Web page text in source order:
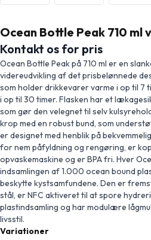
Ocean Bottle Peak 710 ml
Kontakt os for pris
Ocean Bottle Peak på 710 ml er en
videreudvikling af det prisbelønnede
som holder drikkevarer varme i op til 7
i op til 30 timer. Flasken har et
som gør den velegnet til selv
krop med en robust bund, som
er designet med henblik på
for nem påfyldning og rengøring, er
opvaskemaskine og er BPA fri. Hver
indsamlingen af 1.000 ocean bound
beskytte kystsamfundene. Den er
stål, er NFC aktiveret til at spore
plastindsamling og har modulære
livsstil.
Variationer